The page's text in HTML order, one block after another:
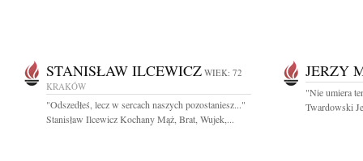
STANISŁAW ILCEWICZ WIEK: 72
KRAKÓW
"Odszedłeś, lecz w sercach naszych pozostaniesz..."
Stanisław Ilcewicz Kochany Mąż, Brat, Wujek,...
JERZY
"Nie umiera
Twardowski